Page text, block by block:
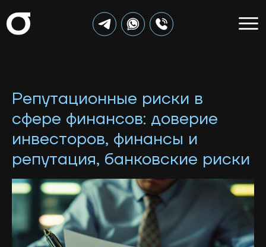
Репутационные риски в
сфере финансов: доверие
инвесторов, финансы и
репутация, банковские риски